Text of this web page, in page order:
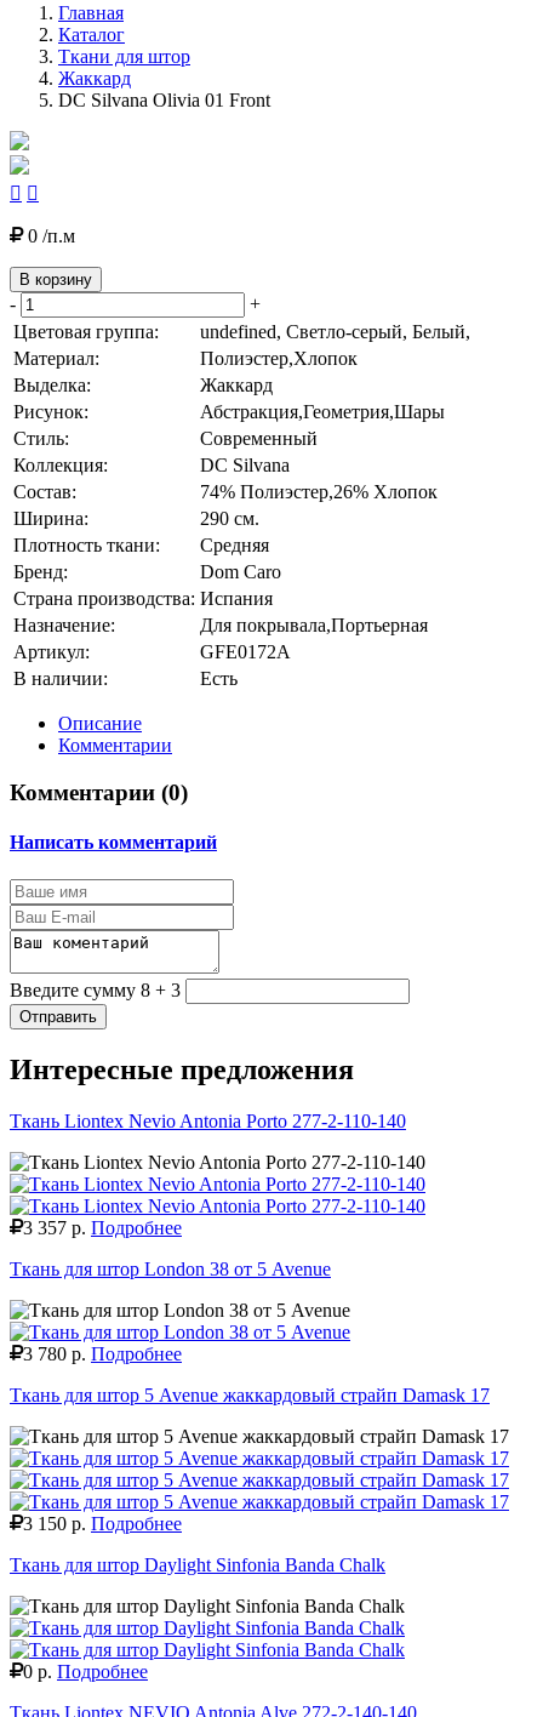
Главная
Каталог
Ткани для штор
Жаккард
DC Silvana Olivia 01 Front
 
0 /п.м
В корзину
-
+
Цветовая группа:
undefined, Светло-серый, Белый,
Материал:
Полиэстер,Хлопок
Выделка:
Жаккард
Рисунок:
Абстракция,Геометрия,Шары
Стиль:
Современный
Коллекция:
DC Silvana
Состав:
74% Полиэстер,26% Хлопок
Ширина:
290 см.
Плотность ткани:
Средняя
Бренд:
Dom Caro
Страна производства: Испания
Назначение:
Для покрывала,Портьерная
Артикул:
GFE0172A
В наличии:
Есть
Описание
Комментарии
Комментарии (0)
Написать комментарий
Введите сумму 8 + 3
Отправить
Интересные предложения
Ткань Liontex Nevio Antonia Porto 277-2-110-140
3 357 р. Подробнее
Ткань для штор London 38 от 5 Avenue
3 780 р. Подробнее
Ткань для штор 5 Avenue жаккардовый страйп Damask 17
3 150 р. Подробнее
Ткань для штор Daylight Sinfonia Banda Chalk
0 р. Подробнее
Ткань Liontex NEVIO Antonia Alve 272-2-140-140